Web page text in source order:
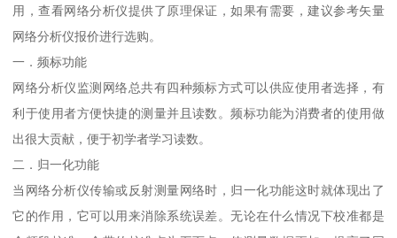
用，查看网络分析仪提供了原理保证，如果有需要，建议参考矢量
网络分析仪报价进行选购。
一．频标功能
网络分析仪监测网络总共有四种频标方式可以供应使用者选择，有
利于使用者方便快捷的测量并且读数。频标功能为消费者的使用做
出很大贡献，便于初学者学习读数。
二．归一化功能
当网络分析仪传输或反射测量网络时，归一化功能这时就体现出了
它的作用，它可以用来消除系统误差。无论在什么情况下校准都是